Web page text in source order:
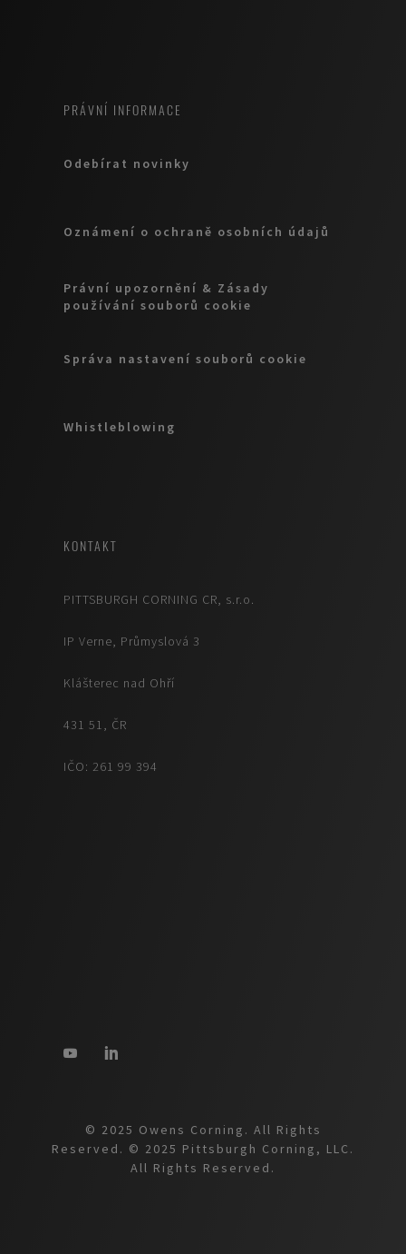
PRÁVNÍ INFORMACE
Odebírat novinky
Oznámení o ochraně osobních údajů
Právní upozornění & Zásady
používání souborů cookie
Správa nastavení souborů cookie
Whistleblowing
KONTAKT
PITTSBURGH CORNING CR, s.r.o.
IP Verne, Průmyslová 3
Klášterec nad Ohří
431 51, ČR
IČO: 261 99 394
© 2025 Owens Corning. All Rights
Reserved. © 2025 Pittsburgh Corning, LLC.
All Rights Reserved.